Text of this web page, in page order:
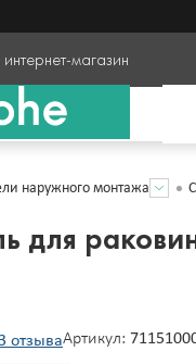
магазин
наружного монтажа
для
отзываАртикул: